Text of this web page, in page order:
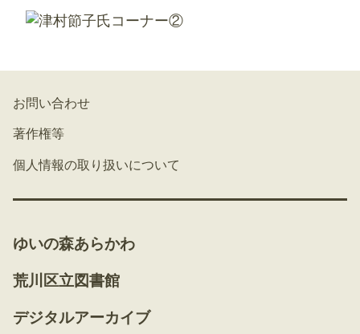
お問い合わせ
著作権等
個人情報の取り扱いについて
ゆいの森あらかわ
荒川区立図書館
デジタルアーカイブ